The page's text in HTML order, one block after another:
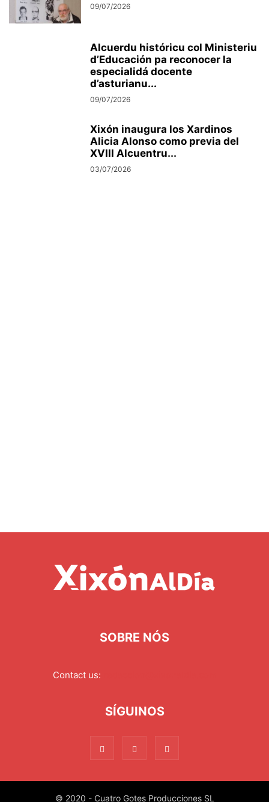
09/07/2026
Alcuerdu históricu col Ministeriu
d’Educación pa reconocer la
especialidá docente
d’asturianu...
09/07/2026
Xixón inaugura los Xardinos
Alicia Alonso como previa del
XVIII Alcuentru...
03/07/2026
SOBRE NÓS
Contact us:
SÍGUINOS
© 2020 - Cuatro Gotes Producciones SL